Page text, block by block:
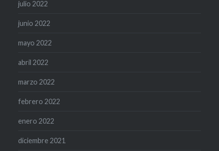
julio 2022
junio 2022
mayo 2022
abril 2022
marzo 2022
febrero 2022
enero 2022
diciembre 2021